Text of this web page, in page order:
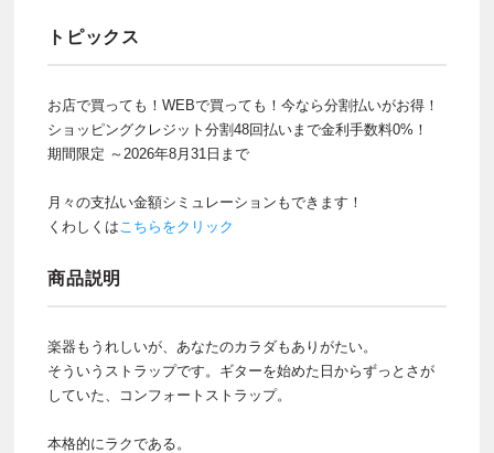
トピックス
お店で買っても！WEBで買っても！今なら分割払いがお得！
ショッピングクレジット分割48回払いまで金利手数料0%！
期間限定 ～2026年8月31日まで
月々の支払い金額シミュレーションもできます！
くわしくは こちらをクリック
商品説明
楽器もうれしいが、あなたのカラダもありがたい。
そういうストラップです。ギターを始めた日からずっとさが
していた、コンフォートストラップ。
本格的にラクである。